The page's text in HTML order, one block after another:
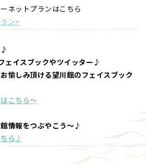
ネットプランはこちら
ン>
ェイスブックやツイッター♪
愉しみ頂ける望川館のフェイスブック
こちら～
情報をつぶやこう～♪
ら♪